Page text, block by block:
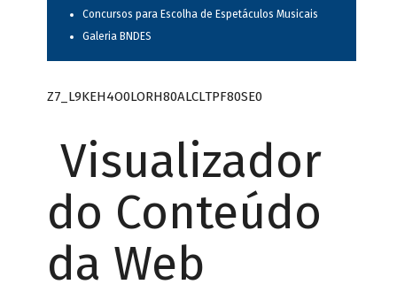
Concursos para Escolha de Espetáculos Musicais
Galeria BNDES
Z7_L9KEH4O0LORH80ALCLTPF80SE0
Visualizador
do Conteúdo
da Web